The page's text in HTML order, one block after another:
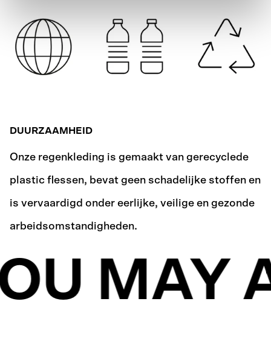
DUURZAAMHEID
Onze regenkleding is gemaakt van gerecyclede
plastic flessen, bevat geen schadelijke stoffen en
is vervaardigd onder eerlijke, veilige en gezonde
arbeidsomstandigheden.
MAY